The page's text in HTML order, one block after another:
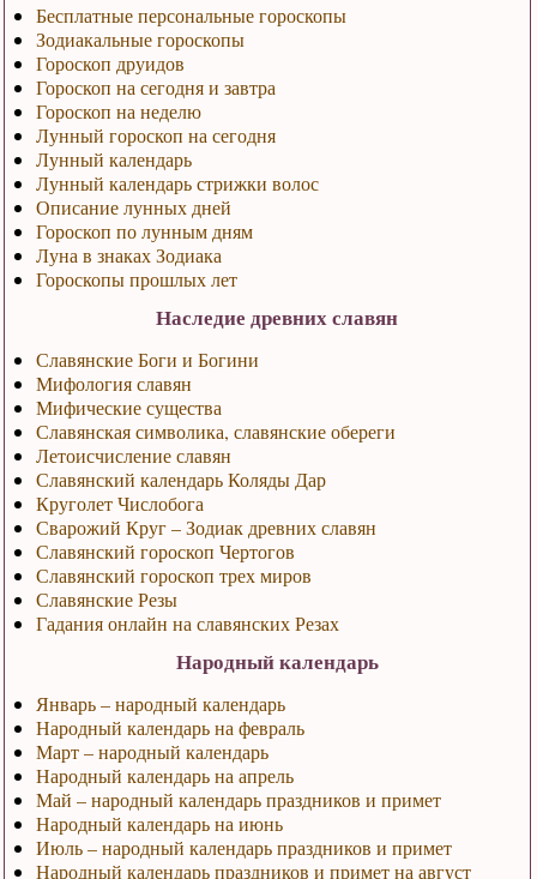
Бесплатные персональные гороскопы
Зодиакальные гороскопы
Гороскоп друидов
Гороскоп на сегодня и завтра
Гороскоп на неделю
Лунный гороскоп на сегодня
Лунный календарь
Лунный календарь стрижки волос
Описание лунных дней
Гороскоп по лунным дням
Луна в знаках Зодиака
Гороскопы прошлых лет
Наследие древних славян
Славянские Боги и Богини
Мифология славян
Мифические существа
Славянская символика, славянские обереги
Летоисчисление славян
Славянский календарь Коляды Дар
Круголет Числобога
Сварожий Круг – Зодиак древних славян
Славянский гороскоп Чертогов
Славянский гороскоп трех миров
Славянские Резы
Гадания онлайн на славянских Резах
Народный календарь
Январь – народный календарь
Народный календарь на февраль
Март – народный календарь
Народный календарь на апрель
Май – народный календарь праздников и примет
Народный календарь на июнь
Июль – народный календарь праздников и примет
Народный календарь праздников и примет на август